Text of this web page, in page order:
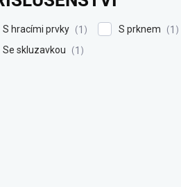
S hracími prvky 1 S prknem
1
Se skluzavkou
1